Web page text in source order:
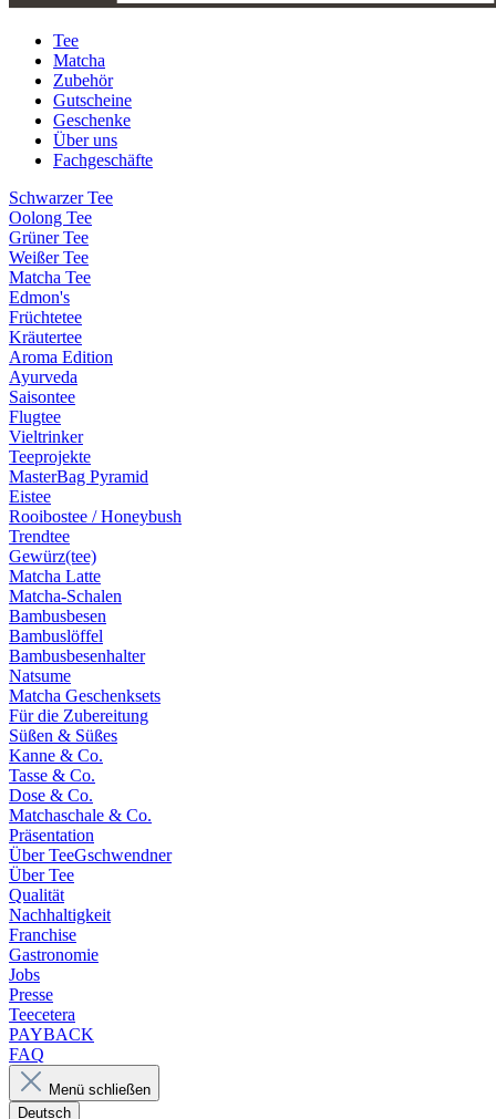
Tee
Matcha
Zubehör
Gutscheine
Geschenke
Über uns
Fachgeschäfte
Schwarzer Tee
Oolong Tee
Grüner Tee
Weißer Tee
Matcha Tee
Edmon's
Früchtetee
Kräutertee
Aroma Edition
Ayurveda
Saisontee
Flugtee
Vieltrinker
Teeprojekte
MasterBag Pyramid
Eistee
Rooibostee / Honeybush
Trendtee
Gewürz(tee)
Matcha Latte
Matcha-Schalen
Bambusbesen
Bambuslöffel
Bambusbesenhalter
Natsume
Matcha Geschenksets
Für die Zubereitung
Süßen & Süßes
Kanne & Co.
Tasse & Co.
Dose & Co.
Matchaschale & Co.
Präsentation
Über TeeGschwendner
Über Tee
Qualität
Nachhaltigkeit
Franchise
Gastronomie
Jobs
Presse
Teecetera
PAYBACK
FAQ
Menü schließen
Deutsch